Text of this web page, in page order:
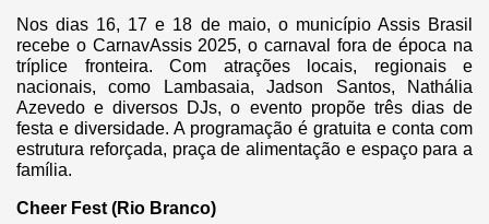
Nos dias 16, 17 e 18 de maio, o município Assis Brasil
recebe o CarnavAssis 2025, o carnaval fora de época na
tríplice fronteira. Com atrações locais, regionais e
nacionais, como Lambasaia, Jadson Santos, Nathália
Azevedo e diversos DJs, o evento propõe três dias de
festa e diversidade. A programação é gratuita e conta com
estrutura reforçada, praça de alimentação e espaço para a
família.
Cheer Fest (Rio Branco)